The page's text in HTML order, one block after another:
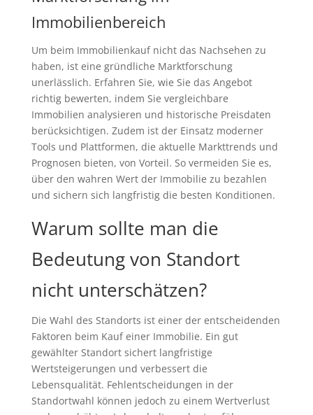
Immobilienbereich
Um beim Immobilienkauf nicht das Nachsehen zu
haben, ist eine gründliche Marktforschung
unerlässlich. Erfahren Sie, wie Sie das Angebot
richtig bewerten, indem Sie vergleichbare
Immobilien analysieren und historische Preisdaten
berücksichtigen. Zudem ist der Einsatz moderner
Tools und Plattformen, die aktuelle Markttrends und
Prognosen bieten, von Vorteil. So vermeiden Sie es,
über den wahren Wert der Immobilie zu bezahlen
und sichern sich langfristig die besten Konditionen.
Warum sollte man die
Bedeutung von Standort
nicht unterschätzen?
Die Wahl des Standorts ist einer der entscheidenden
Faktoren beim Kauf einer Immobilie. Ein gut
gewählter Standort sichert langfristige
Wertsteigerungen und verbessert die
Lebensqualität. Fehlentscheidungen in der
Standortwahl können jedoch zu einem Wertverlust